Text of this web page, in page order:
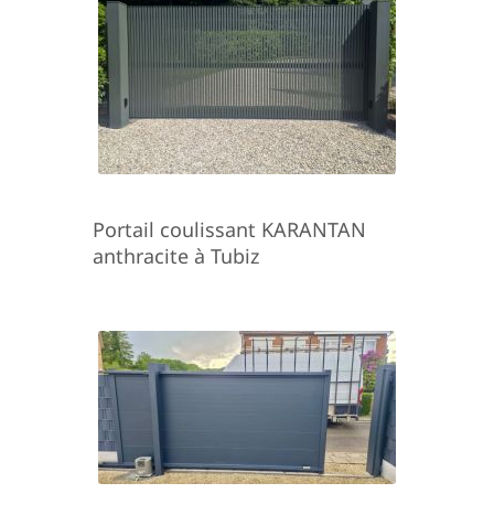
Portail coulissant KARANTAN
anthracite à Tubiz